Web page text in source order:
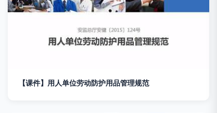
【课件】用人单位劳动防护用品管理规范